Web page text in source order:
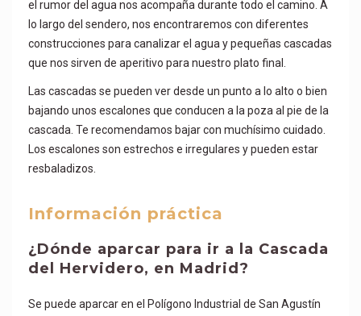
el rumor del agua nos acompaña durante todo el camino. A
lo largo del sendero, nos encontraremos con diferentes
construcciones para canalizar el agua y pequeñas cascadas
que nos sirven de aperitivo para nuestro plato final.
Las cascadas se pueden ver desde un punto a lo alto o bien
bajando unos escalones que conducen a la poza al pie de la
cascada. Te recomendamos bajar con muchísimo cuidado.
Los escalones son estrechos e irregulares y pueden estar
resbaladizos.
Información práctica
¿Dónde aparcar para ir a la Cascada
del Hervidero, en Madrid?
Se puede aparcar en el Polígono Industrial de San Agustín